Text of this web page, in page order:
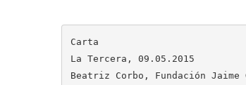
Carta
La Tercera, 09.05.2015
Beatriz Corbo, Fundación Jaime